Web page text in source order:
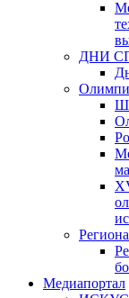
ДНИ
Медиапортал